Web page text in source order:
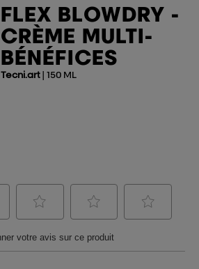
FLEX BLOWDRY -
CRÈME MULTI-
BÉNÉFICES
Tecni.art| 150 ML